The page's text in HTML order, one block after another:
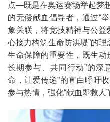
点—既是在奥运赛场举起梦
的无偿献血倡导者，通过“
象关联，将竞技精神与公益
心接力构筑生命防洪堤”的
生命保障的重要性，既生动
长期参与、共同行动”的深
命，让爱传递”的直白呼吁
参与热情，强化“献血即救人”